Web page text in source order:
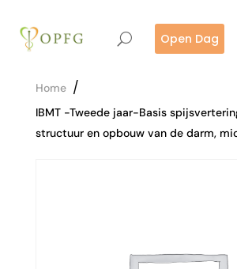
Open Dag
Home /
IBMT -Tweede jaar-Basis
structuur en opbouw van de darm,